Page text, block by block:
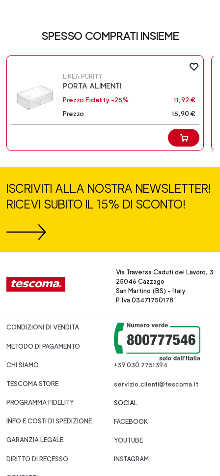
SPESSO COMPRATI INSIEME
LINEA PURITY
PORTA ALIMENTI
Prezzo Fidelity -25%
11,92 €
Prezzo
15,90 €
ISCRIVITI ALLA NOSTRA NEWSLETTER!
RICEVI SUBITO IL 15% DI SCONTO!
Via Traversa Caduti del Lavoro, 3
25046 Cazzago
San Martino (BS) - Italy
P.Iva 03471750178
CONDIZIONI DI VENDITA
METODO DI PAGAMENTO
CHI SIAMO
TESCOMA STORE
PROGRAMMA FIDELITY
INFO E COSTI DI SPEDIZIONE
GARANZIA LEGALE
DIRITTO DI RECESSO
+39 030 7751394
servizio.clienti@tescoma.it
SOCIAL
FACEBOOK
YOUTUBE
INSTAGRAM